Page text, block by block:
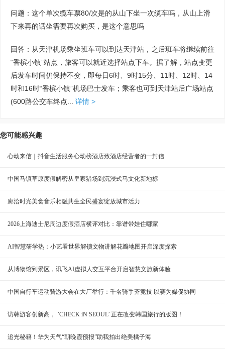
问题：这个单次缆车票80/次是️的从山下坐一次缆车吗，从山上滑
下来再的话坐需要再次购买，是这个意思吗
回答：从天津机场乘坐班车可以到达天津站，之后班车将继续前往
“香槟小镇”站点，旅客可以就近选择站点下车。据了解，站点变更
后发车时间仍保持不变，即每日6时、9时15分、11时、12时、14
时和16时“香槟小镇”机场巴士发车；乘客也可到天津站后广场站点
(600路公交车终点...
详情 >
您可能感兴趣
心动来信｜抖音生活服务心动榜酒店致酒店经营者的一封信
中国马镇草原度假解密从皇家猎场到沉浸式马文化新地标
廊洽时光美食音乐相融共生全民盛宴绽放城市活力
2026上海迪士尼周边度假酒店横评对比：靠谱带娃住哪家
AI智慧研学热：小艺看世界解锁文物讲解花瓣地图开启深度探索
从博物馆到景区，讯飞AI虚拟人交互平台开启智慧文旅新体验
中国自行车运动骑游大会在大厂举行：千名骑手齐竞技 以赛为媒促协同
访韩游客创新高， ’CHECK iN SEOUL’ 正在改变韩国旅行的版图！
追光秘籍！华为天气“朝晚霞预报”助我拍出绝美橘子海